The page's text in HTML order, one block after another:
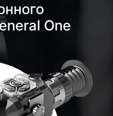
One